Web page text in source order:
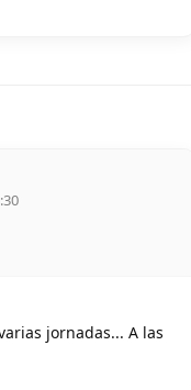
jornadas... A las